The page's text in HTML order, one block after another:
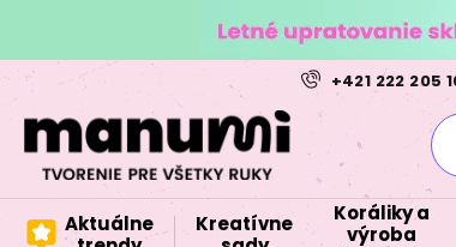
+421 222 205
Aktuálne
Kreatívne
Koráliky a
výroba